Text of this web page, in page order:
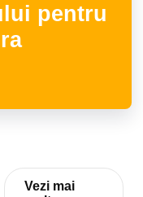
pentru
Vezi mai